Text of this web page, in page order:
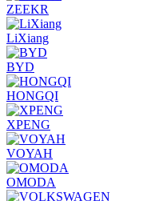
ZEEKR
LiXiang
BYD
HONGQI
XPENG
VOYAH
OMODA